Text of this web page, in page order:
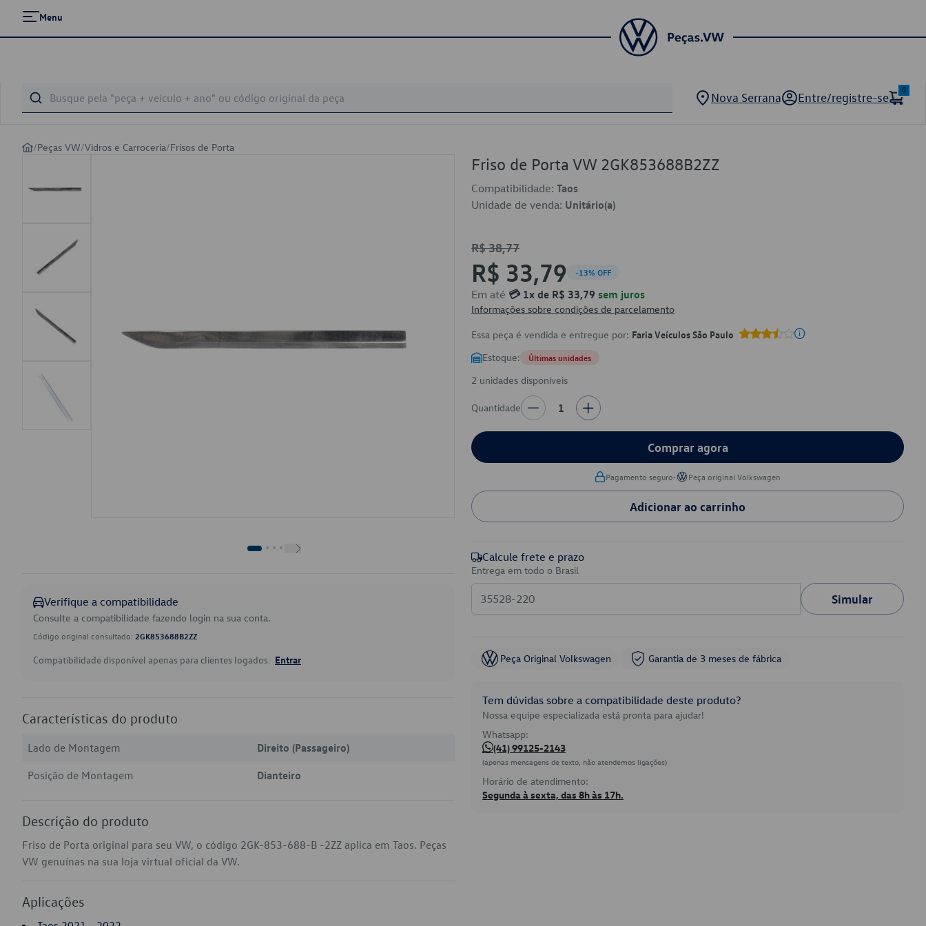
Menu
Nova Serrana Entre/registre-se
0
/Peças VW/Vidros e Carroceria/Frisos de Porta
Verifique a compatibilidade
Consulte a compatibilidade fazendo login na sua conta.
Código original consultado: 2GK853688B2ZZ
Compatibilidade disponível apenas para clientes logados. Entrar
Características do produto
Lado de Montagem
Direito (Passageiro)
Posição de Montagem
Dianteiro
Descrição do produto
Friso de Porta original para seu VW, o código 2GK-853-688-B -2ZZ aplica em Taos. Peças
VW genuínas na sua loja virtual oficial da VW.
Aplicações
Friso de Porta VW 2GK853688B2ZZ
Compatibilidade: Taos
Unidade de venda: Unitário(a)
R$ 38,77
R$ 33,79 -13% OFF
Em até 💳 1x de R$ 33,79 sem juros
Informações sobre condições de parcelamento
Essa peça é vendida e entregue por: Faria Veículos São Paulo
Estoque: Últimas unidades
2 unidades disponíveis
Quantidade 1
Comprar agora
Pagamento seguro• Peça original Volkswagen
Adicionar ao carrinho
Calcule frete e prazo
Entrega em todo o Brasil
Simular
Peça Original Volkswagen Garantia de 3 meses de fábrica
Tem dúvidas sobre a compatibilidade deste produto?
Nossa equipe especializada está pronta para ajudar!
Whatsapp:
(41) 99125-2143
(apenas mensagens de texto, não atendemos ligações)
Horário de atendimento:
Segunda à sexta, das 8h às 17h.